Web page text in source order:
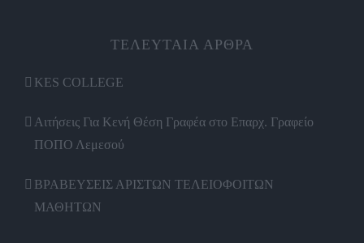
ΤΕΛΕΥΤΑΙΑ ΑΡΘΡΑ
KES COLLEGE
Αιτήσεις Για Κενή Θέση Γραφέα στο Επαρχ. Γραφείο
ΠΟΠΟ Λεμεσού
ΒΡΑΒΕΥΣΕΙΣ ΑΡΙΣΤΩΝ ΤΕΛΕΙΟΦΟΙΤΩΝ
ΜΑΘΗΤΩΝ